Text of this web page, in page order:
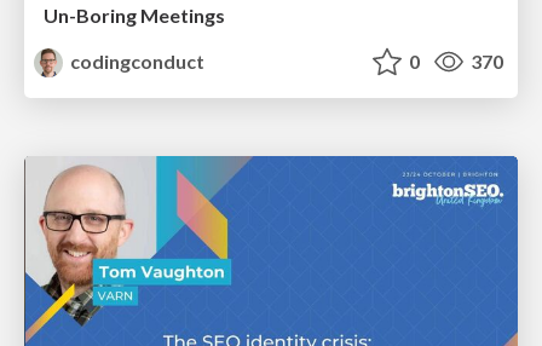
Un-Boring Meetings
codingconduct
0 370